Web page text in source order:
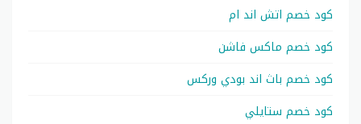
كود خصم اتش اند ام
كود خصم ماكس فاشن
كود خصم باث اند بودي وركس
كود خصم ستايلي